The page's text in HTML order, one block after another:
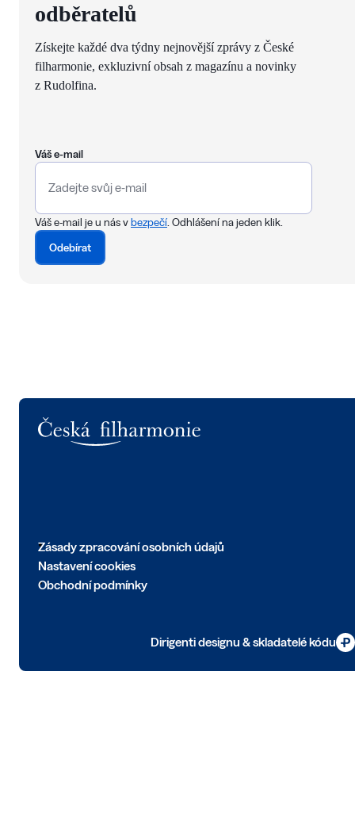
odběratelů
Získejte každé dva týdny nejnovější zprávy z České
filharmonie, exkluzivní obsah z magazínu a novinky
z Rudolfina.
Váš e-mail
Váš e-mail je u nás vbezpečí . Odhlášení na jeden klik.
Odebírat
Zásady zpracování osobních údajů
Nastavení cookies
Obchodní podmínky
Dirigenti designu & skladatelé kódu